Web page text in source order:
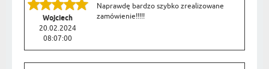
Wojciech
20.02.2024
08:07:00
Naprawdę bardzo szybko zrealizowane
zamówienie!!!!!